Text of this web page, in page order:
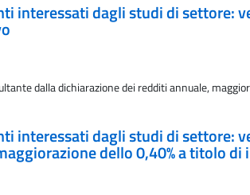
interessati dagli studi di
dalla dichiarazione dei redditi annuale,
interessati dagli studi di settore:
dello 0,40% a titolo